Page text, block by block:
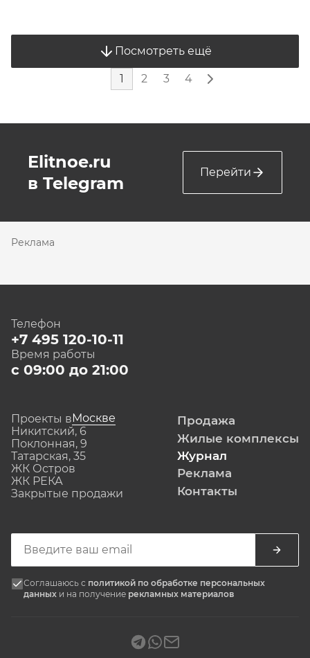
Посмотреть ещё
1 2 3 4
Elitnoe.ru
в Telegram
Перейти
Реклама
Телефон
+7 495 120-10-11
Время работы
с 09:00 до 21:00
Проекты вМоскве
Никитский, 6
Поклонная, 9
Татарская, 35
ЖК Остров
ЖК РЕКА
Закрытые продажи
Продажа
Жилые комплексы
Журнал
Реклама
Контакты
Соглашаюсь с политикой по обработке персональных
данных и на получение рекламных материалов